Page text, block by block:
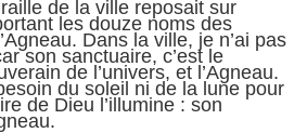
de la ville reposait sur
les douze noms des
Dans la ville, je n’ai pas
son sanctuaire, c’est le
de l’univers, et l’Agneau.
du soleil ni de la lune pour
de Dieu l’illumine : son